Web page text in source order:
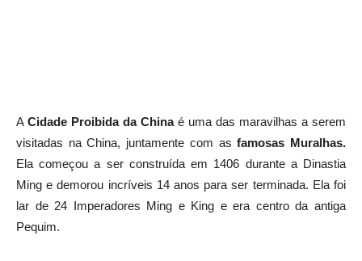
A Cidade Proibida da Chinaé uma das maravilhas a serem
visitadas na China, juntamente com asfamosas Muralhas.
Ela começou a ser construída em 1406 durante a Dinastia
Ming e demorou incríveis 14 anos para ser terminada. Ela foi
lar de 24 Imperadores Ming e King e era centro da antiga
Pequim.